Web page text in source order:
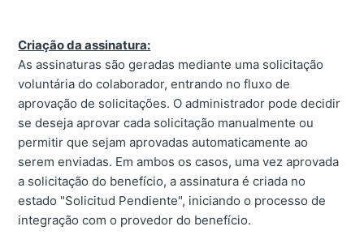
Criação da assinatura:
As assinaturas são geradas mediante uma solicitação
voluntária do colaborador, entrando no fluxo de
aprovação de solicitações. O administrador pode decidir
se deseja aprovar cada solicitação manualmente ou
permitir que sejam aprovadas automaticamente ao
serem enviadas. Em ambos os casos, uma vez aprovada
a solicitação do benefício, a assinatura é criada no
estado "Solicitud Pendiente", iniciando o processo de
integração com o provedor do benefício.